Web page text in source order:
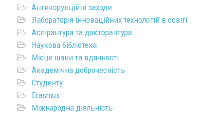
Антикорупційні заходи
Лабораторія інноваційних технологій в освіті
Аспірантура та докторантура
Наукова бібліотека
Місце шани та вдячності
Академічна доброчесність
Студенту
Erasmus
Міжнародна діяльність